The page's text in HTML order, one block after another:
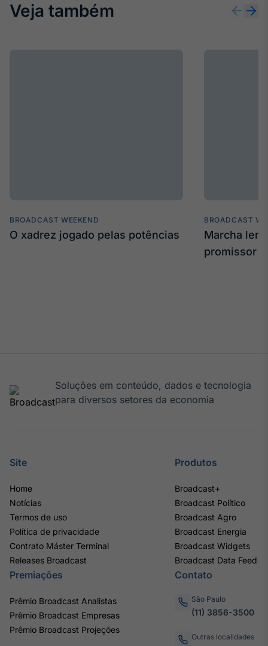
Em breve
Veja também
BROADCAST WEEKEND
O xadrez jogado pelas potências
BROADCAST
Marcha
promissor
Soluções em conteúdo, dados e tecnologia
para diversos setores da economia
Site
Home
Notícias
Termos de uso
Política de privacidade
Contrato Máster Terminal
Releases Broadcast
Produtos
Broadcast+
Broadcast Político
Broadcast Agro
Broadcast Energia
Broadcast Widgets
Broadcast Data Feed
Premiações
Prêmio Broadcast Analistas
Prêmio Broadcast Empresas
Prêmio Broadcast Projeções
Contato
São Paulo
(11) 3856-3500
Outras localidades